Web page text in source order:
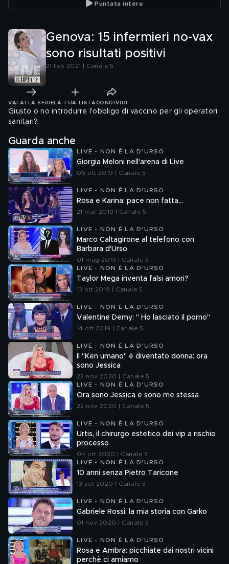
Puntata intera
Genova: 15 infermieri no-vax
sono risultati positivi
21 feb 2021 | Canale 5
VAI ALLA SERIE LA TUA LISTA CONDIVIDI
Giusto o no introdurre l'obbligo di vaccino per gli operatori
sanitari?
Guarda anche
LIVE - NON È LA D'URSO
Giorgia Meloni nell'arena di Live
06 ott 2019 | Canale 5
LIVE - NON È LA D'URSO
Rosa e Karina: pace non fatta...
21 mar 2019 | Canale 5
LIVE - NON È LA D'URSO
Marco Caltagirone al telefono con
Barbara d'Urso
01 mag 2019 | Canale 5
LIVE - NON È LA D'URSO
Taylor Mega inventa falsi amori?
13 ott 2019 | Canale 5
LIVE - NON È LA D'URSO
Valentine Demy: " Ho lasciato il porno"
14 ott 2019 | Canale 5
LIVE - NON È LA D'URSO
Il "Ken umano" è diventato donna: ora
sono Jessica
22 nov 2020 | Canale 5
LIVE - NON È LA D'URSO
Ora sono Jessica e sono me stessa
22 nov 2020 | Canale 5
LIVE - NON È LA D'URSO
Urtis, il chirurgo estetico dei vip a rischio
processo
04 ott 2020 | Canale 5
LIVE - NON È LA D'URSO
10 anni senza Pietro Taricone
13 set 2020 | Canale 5
LIVE - NON È LA D'URSO
Gabriele Rossi, la mia storia con Garko
01 nov 2020 | Canale 5
LIVE - NON È LA D'URSO
Rosa e Ambra: picchiate dai nostri vicini
perchè ci amiamo